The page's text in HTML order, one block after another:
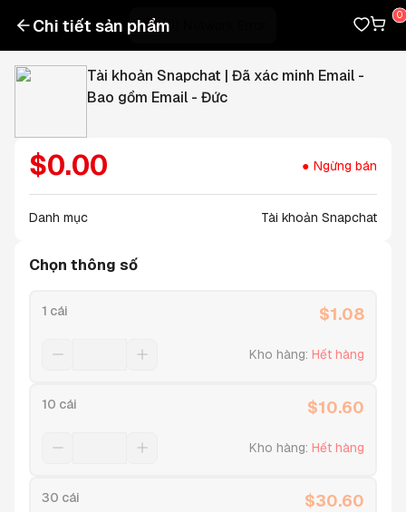
Chi tiết sản phẩm
Tài khoản Snapchat | Đã xác minh Email -
Bao gồm Email - Đức
$0.00 Ngừng bán
Danh mục Tài khoản Snapchat
Chọn thông số
1 cái $1.08
Kho hàng: Hết hàng
10 cái $10.60
Kho hàng: Hết hàng
30 cái $30.60